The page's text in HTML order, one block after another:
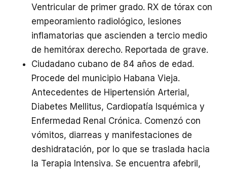
Ventricular de primer grado. RX de tórax con
empeoramiento radiológico, lesiones
inflamatorias que ascienden a tercio medio
de hemitórax derecho. Reportada de grave.
Ciudadano cubano de 84 años de edad.
Procede del municipio Habana Vieja.
Antecedentes de Hipertensión Arterial,
Diabetes Mellitus, Cardiopatía Isquémica y
Enfermedad Renal Crónica. Comenzó con
vómitos, diarreas y manifestaciones de
deshidratación, por lo que se traslada hacia
la Terapia Intensiva. Se encuentra afebril,